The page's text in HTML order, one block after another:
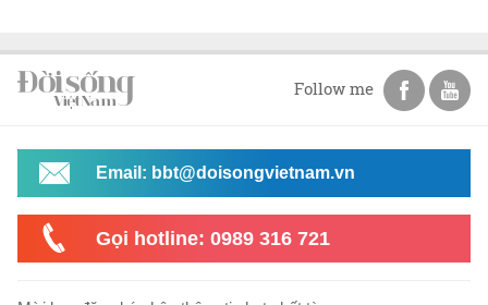
Follow me
Email: bbt@doisongvietnam.vn
Gọi hotline: 0989 316 721